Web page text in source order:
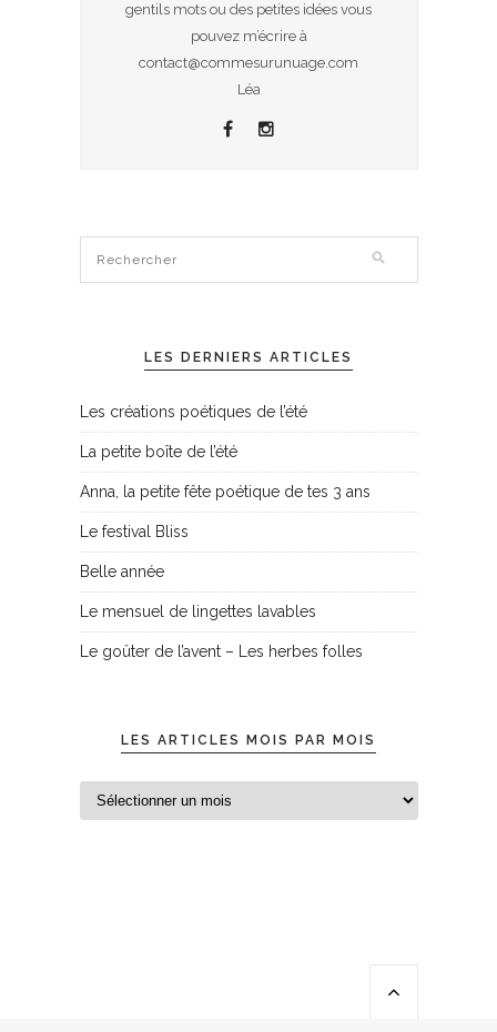
gentils mots ou des petites idées vous
pouvez m’écrire à
contact@commesurunuage.com
Léa
LES DERNIERS ARTICLES
Les créations poétiques de l’été
La petite boîte de l’été
Anna, la petite fête poétique de tes 3 ans
Le festival Bliss
Belle année
Le mensuel de lingettes lavables
Le goûter de l’avent – Les herbes folles
LES ARTICLES MOIS PAR MOIS